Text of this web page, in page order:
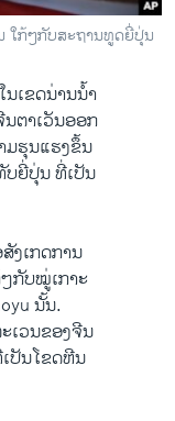
ໃກ້ໆກັບສະຖານທູດຍີ່ປຸ່ນ
ເຂດນ່ານນໍ້າ
ຕາເວັນອອກ
ມຮຸນແຮງຂຶ້ນ
ຍີ່ປຸ່ນ ທີ່ເປັນ
ງເກດການ
ກັບໝູ່ເກາະ
ນັ້ນ.
ເວນຂອງຈີນ
ປັນໂຂດຫີນ